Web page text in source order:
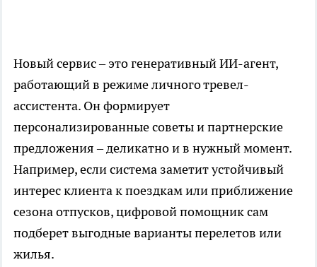
Новый сервис – это генеративный ИИ-агент,
работающий в режиме личного тревел-
ассистента. Он формирует
персонализированные советы и партнерские
предложения – деликатно и в нужный момент.
Например, если система заметит устойчивый
интерес клиента к поездкам или приближение
сезона отпусков, цифровой помощник сам
подберет выгодные варианты перелетов или
жилья.